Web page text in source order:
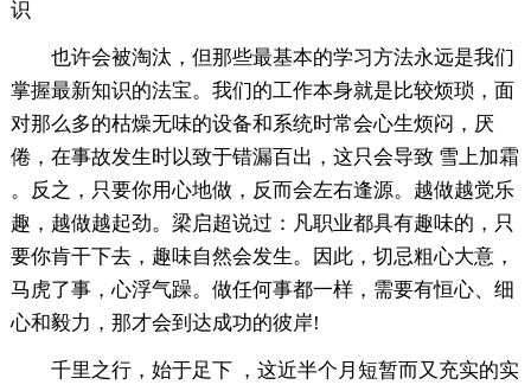
识
也许会被淘汰，但那些最基本的学习方法永远是我们
掌握最新知识的法宝。我们的工作本身就是比较烦琐，面
对那么多的枯燥无味的设备和系统时常会心生烦闷，厌
倦，在事故发生时以致于错漏百出，这只会导致 雪上加霜
。反之，只要你用心地做，反而会左右逢源。越做越觉乐
趣，越做越起劲。梁启超说过：凡职业都具有趣味的，只
要你肯干下去，趣味自然会发生。因此，切忌粗心大意，
马虎了事，心浮气躁。做任何事都一样，需要有恒心、细
心和毅力，那才会到达成功的彼岸!
千里之行，始于足下 ，这近半个月短暂而又充实的实